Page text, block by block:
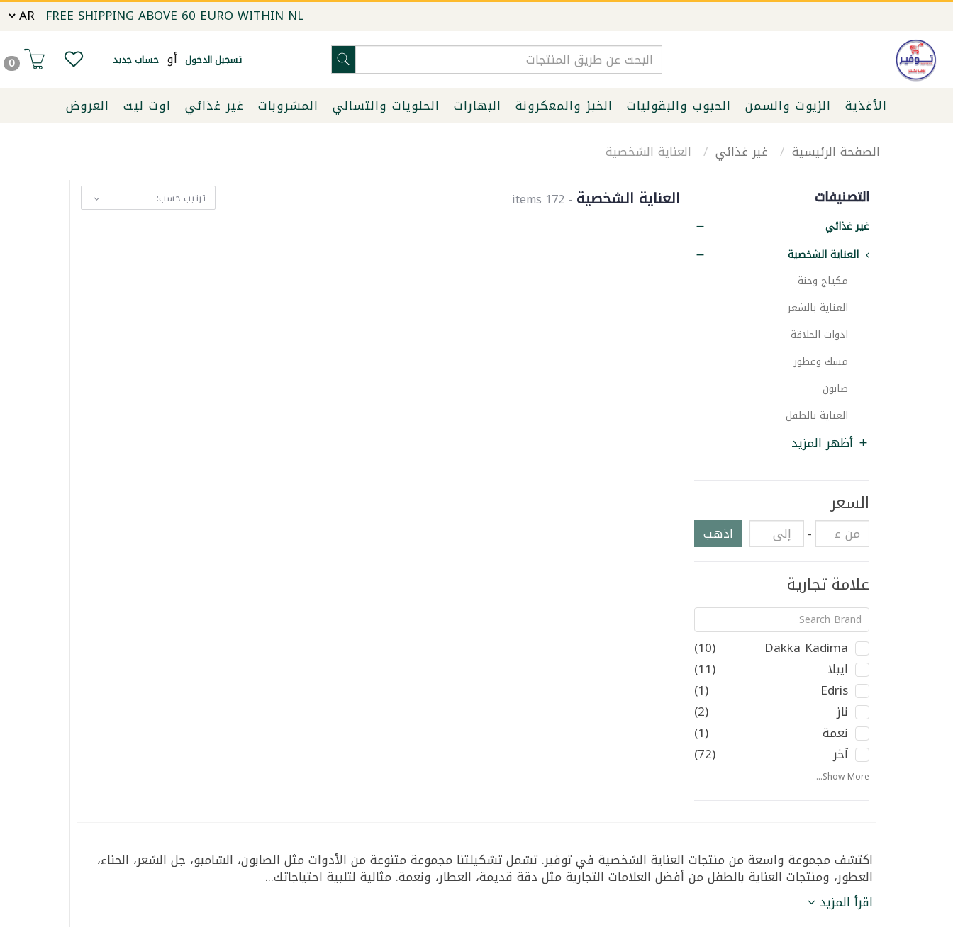
FREE SHIPPING ABOVE 60 EURO WITHIN NL
تسجيل الدخول أو حساب جديد 0
الأغذية الزيوت والسمن الحبوب والبقوليات الخبز والمعكرونة البهارات الحلويات والتسالي المشروبات غير غذائي اوت ليت العروض
الصفحة الرئيسية غير غذائي العناية الشخصية
التصنيفات
غير غذائي
العناية الشخصية
مكياج وحنة
العناية بالشعر
ادوات الحلاقة
مسك وعطور
صابون
العناية بالطفل
أظهر المزيد
السعر
- اذهب
علامة تجارية
Dakka Kadima
(10)
ايبلا
(11)
Edris
(1)
ناز
(2)
نعمة
(1)
آخر
(72)
Show More...
العناية الشخصية - 172 items ترتيب حسب:
اكتشف مجموعة واسعة من منتجات العناية الشخصية في توفير. تشمل تشكيلتنا مجموعة متنوعة من الأدوات مثل الصابون، الشامبو، جل الشعر، الحناء،
العطور، ومنتجات العناية بالطفل من أفضل العلامات التجارية مثل دقة قديمة، العطار، ونعمة. مثالية لتلبية احتياجاتك...
اقرأ المزيد